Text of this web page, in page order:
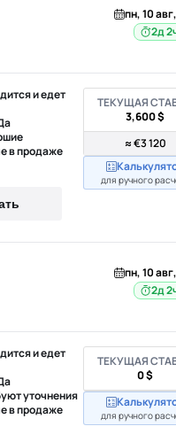
пн, 10
2д
и едет
в продаже
ТЕКУЩАЯ
3,600 $
≈ €3 120
для ручного
пн, 10
2д
и едет
уточнения
в продаже
ТЕКУЩАЯ
0 $
для ручного